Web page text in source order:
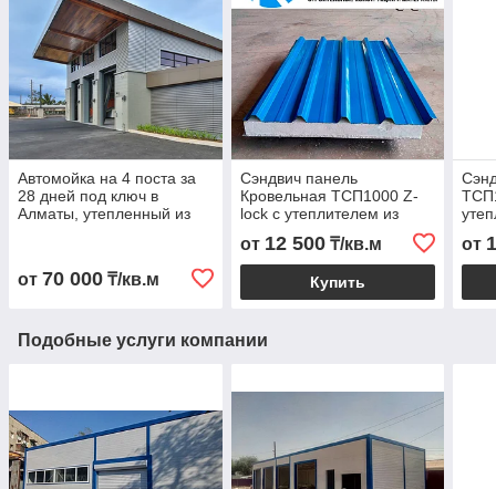
Автомойка на 4 поста за
28 дней под ключ в
Алматы, утепленный из
от 70 000 ₸/кв.м
Сэндвич панель
Кровельная ТСП1000 Z-
lock с утеплителем из
пенополистирола
от 12 500₸/кв.м
Купить
от
Подобные услуги компании